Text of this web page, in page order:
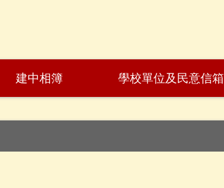
建中相簿 學校單位及民意信箱